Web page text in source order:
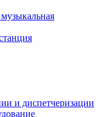
и диспетчеризации